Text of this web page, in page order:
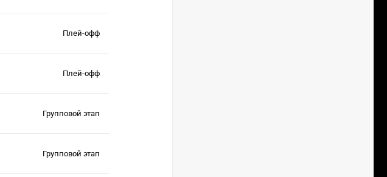
Плей-офф
Плей-офф
Групповой этап
Групповой этап